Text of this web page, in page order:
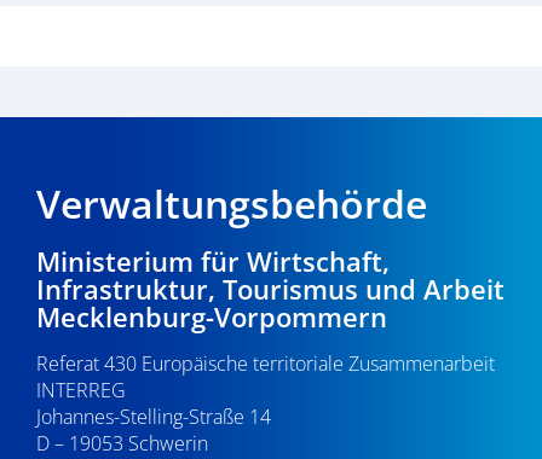
Verwaltungsbehörde
Ministerium für Wirtschaft,
Infrastruktur, Tourismus und Arbeit
Mecklenburg-Vorpommern
Referat 430 Europäische territoriale Zusammenarbeit
INTERREG
Johannes-Stelling-Straße 14
D – 19053 Schwerin